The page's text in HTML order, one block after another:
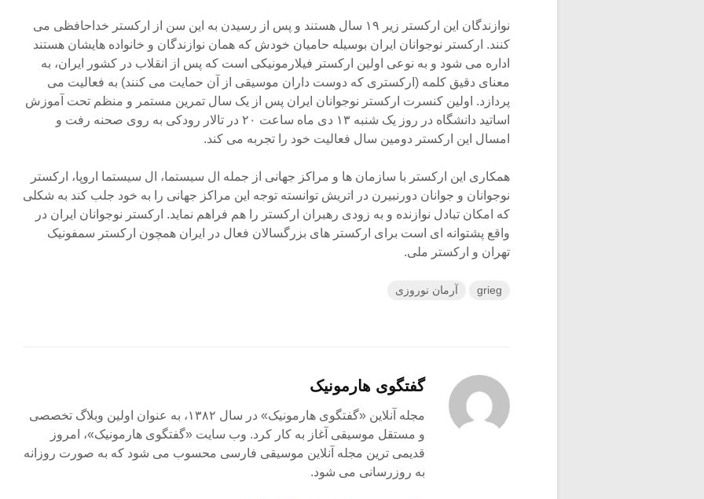
نوازندگان این ارکستر زیر ۱۹ سال هستند و پس از رسیدن به این سن از ارکستر خداحافظی می
کنند. ارکستر نوجوانان ایران بوسیله حامیان خودش که همان نوازندگان و خانواده هایشان هستند
اداره می شود و به نوعی اولین ارکستر فیلارمونیکی است که پس از انقلاب در کشور ایران، به
معنای دقیق کلمه (ارکستری که دوست داران موسیقی از آن حمایت می کنند) به فعالیت می
پردازد. اولین کنسرت ارکستر نوجوانان ایران پس از یک سال تمرین مستمر و منظم تحت آموزش
اساتید دانشگاه در روز یک شنبه ۱۳ دی ماه ساعت ۲۰ در تالار رودکی به روی صحنه رفت و
امسال این ارکستر دومین سال فعالیت خود را تجربه می کند.
همکاری این ارکستر با سازمان ها و مراکز جهانی از جمله ال سیستما، ال سیستما اروپا، ارکستر
نوجوانان و جوانان دورنبیرن در اتریش توانسته توجه این مراکز جهانی را به خود جلب کند به شکلی
که امکان تبادل نوازنده و به زودی رهبران ارکستر را هم فراهم نماید. ارکستر نوجوانان ایران در
واقع پشتوانه ای است برای ارکستر های بزرگسالان فعال در ایران همچون ارکستر سمفونیک
تهران و ارکستر ملی.
grieg آرمان نوروزی
گفتگوی هارمونیک
مجله آنلاین «گفتگوی هارمونیک» در سال ۱۳۸۲، به عنوان اولین وبلاگ تخصصی
و مستقل موسیقی آغاز به کار کرد. وب سایت «گفتگوی هارمونیک»، امروز
قدیمی ترین مجله آنلاین موسیقی فارسی محسوب می شود که به صورت روزانه
به روزرسانی می شود.